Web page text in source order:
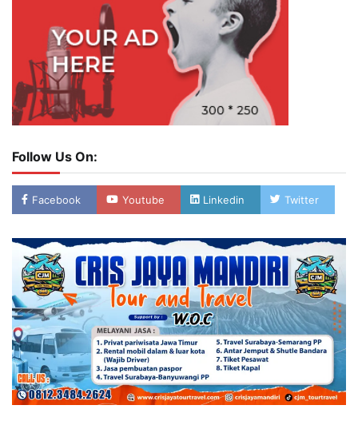
Follow Us On:
Facebook Youtube Linkedin Twitter